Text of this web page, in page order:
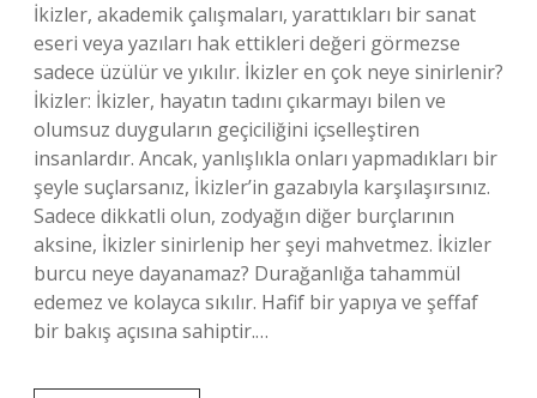
İkizler, akademik çalışmaları, yarattıkları bir sanat
eseri veya yazıları hak ettikleri değeri görmezse
sadece üzülür ve yıkılır. İkizler en çok neye sinirlenir?
İkizler: İkizler, hayatın tadını çıkarmayı bilen ve
olumsuz duyguların geçiciliğini içselleştiren
insanlardır. Ancak, yanlışlıkla onları yapmadıkları bir
şeyle suçlarsanız, İkizler’in gazabıyla karşılaşırsınız.
Sadece dikkatli olun, zodyağın diğer burçlarının
aksine, İkizler sinirlenip her şeyi mahvetmez. İkizler
burcu neye dayanamaz? Durağanlığa tahammül
edemez ve kolayca sıkılır. Hafif bir yapıya ve şeffaf
bir bakış açısına sahiptir.…